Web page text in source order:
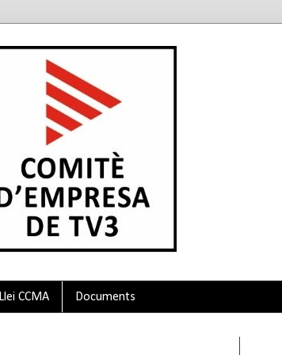
Llei CCMA Documents